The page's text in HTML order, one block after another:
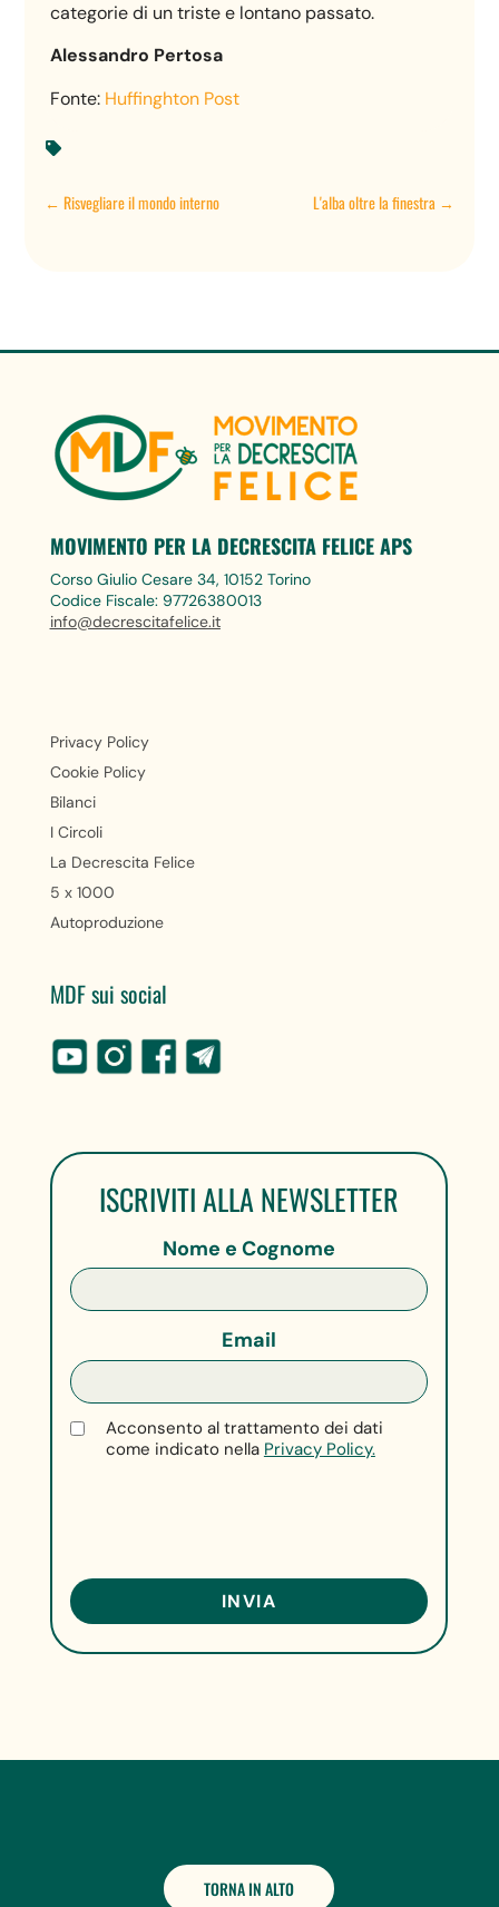
categorie di un triste e lontano passato.
Alessandro Pertosa
Fonte: Huffinghton Post

←Risvegliare il mondo interno L'alba oltre la finestra →
MOVIMENTO PER LA DECRESCITA FELICE APS
Corso Giulio Cesare 34, 10152 Torino
Codice Fiscale: 97726380013
info@decrescitafelice.it
Privacy Policy
Cookie Policy
Bilanci
I Circoli
La Decrescita Felice
5 x 1000
Autoproduzione
MDF sui social
ISCRIVITI ALLA NEWSLETTER
Nome e Cognome
Email
Acconsento al trattamento dei dati
come indicato nella Privacy Policy.
TORNA IN ALTO